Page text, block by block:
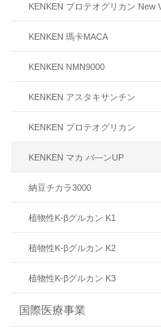
KENKEN プロテオグリカン New
KENKEN 瑪卡MACA
KENKEN NMN9000
KENKEN アスタキサンチン
KENKEN プロテオグリカン
KENKEN マカ バ—ンUP
納豆チカラ3000
植物性K-βグルカン K1
植物性K-βグルカン K2
植物性K-βグルカン K3
国際医療事業